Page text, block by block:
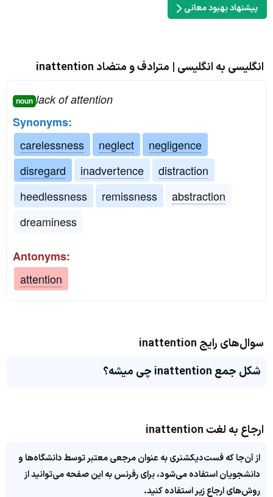
پیشنهاد بهبود معانی
انگلیسی به انگلیسی | مترادف و متضاد inattention
noun lack of attention
Synonyms:
carelessness
neglect
negligence
disregard
inadvertence
distraction
heedlessness
remissness
abstraction
dreaminess
Antonyms:
attention
سوال‌های رایج inattention
شکل جمع inattention چی میشه؟
ارجاع به لغت inattention
از آن‌جا که فست‌دیکشنری به عنوان مرجعی معتبر توسط دانشگاه‌ها و
دانشجویان استفاده می‌شود، برای رفرنس به این صفحه می‌توانید از
روش‌های ارجاع زیر استفاده کنید.